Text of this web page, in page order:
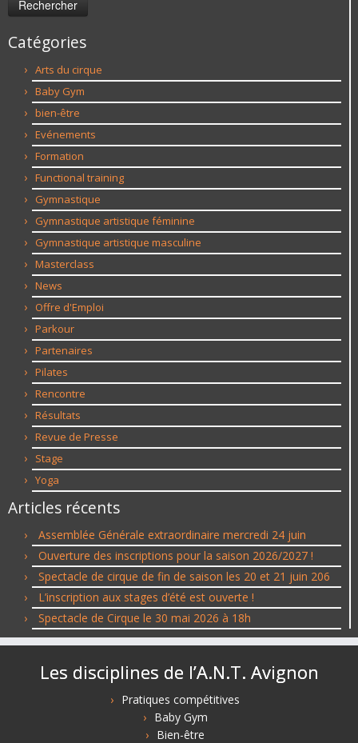
Catégories
Arts du cirque
Baby Gym
bien-être
Evénements
Formation
Functional training
Gymnastique
Gymnastique artistique féminine
Gymnastique artistique masculine
Masterclass
News
Offre d'Emploi
Parkour
Partenaires
Pilates
Rencontre
Résultats
Revue de Presse
Stage
Yoga
Articles récents
Assemblée Générale extraordinaire mercredi 24 juin
Ouverture des inscriptions pour la saison 2026/2027 !
Spectacle de cirque de fin de saison les 20 et 21 juin 206
L’inscription aux stages d’été est ouverte !
Spectacle de Cirque le 30 mai 2026 à 18h
Les disciplines de l’A.N.T. Avignon
Pratiques compétitives
Baby Gym
Bien-être